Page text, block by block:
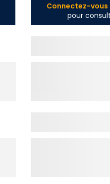
Connectez-vous
pour